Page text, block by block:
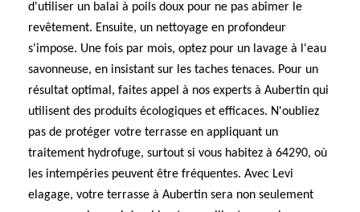
d'utiliser un balai à poils doux pour ne pas abîmer le
revêtement. Ensuite, un nettoyage en profondeur
s'impose. Une fois par mois, optez pour un lavage à l'eau
savonneuse, en insistant sur les taches tenaces. Pour un
résultat optimal, faites appel à nos experts à Aubertin qui
utilisent des produits écologiques et efficaces. N'oubliez
pas de protéger votre terrasse en appliquant un
traitement hydrofuge, surtout si vous habitez à 64290, où
les intempéries peuvent être fréquentes. Avec Levi
elagage, votre terrasse à Aubertin sera non seulement